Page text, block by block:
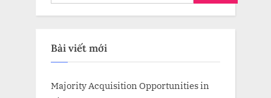
Bài viết mới
Majority Acquisition Opportunities in